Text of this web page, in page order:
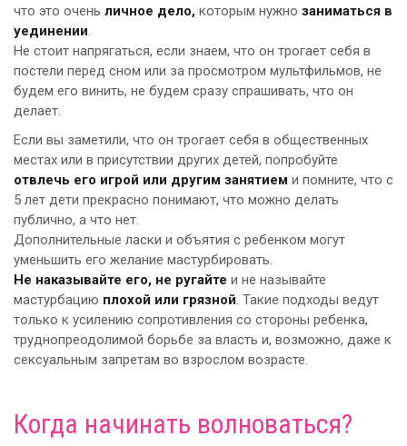
что это очень личное дело, которым нужно заниматься в
уединении
Не стоит напрягаться, если знаем, что он трогает себя в
постели перед сном или за просмотром мультфильмов, не
будем его винить, не будем сразу спрашивать, что он
делает.
Если вы заметили, что он трогает себя в общественных
местах или в присутствии других детей, попробуйте
отвлечь его игрой или другим занятием и помните, что с
5 лет дети прекрасно понимают, что можно делать
публично, а что нет.
Дополнительные ласки и объятия с ребенком могут
уменьшить его желание мастурбировать.
Не наказывайте его, не ругайте и не называйте
мастурбацию плохой или грязной . Такие подходы ведут
только к усилению сопротивления со стороны ребенка,
труднопреодолимой борьбе за власть и, возможно, даже к
сексуальным запретам во взрослом возрасте.
Когда начинать волноваться?